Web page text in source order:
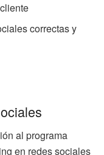
correctas y
al programa
en redes sociales